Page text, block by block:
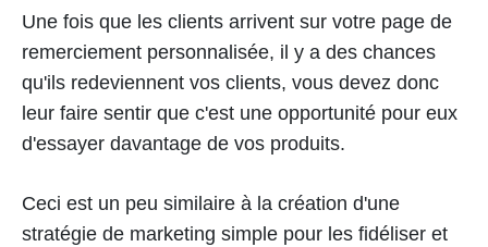
Une fois que les clients arrivent sur votre page de
remerciement personnalisée, il y a des chances
qu'ils redeviennent vos clients, vous devez donc
leur faire sentir que c'est une opportunité pour eux
d'essayer davantage de vos produits.
Ceci est un peu similaire à la création d'une
stratégie de marketing simple pour les fidéliser et